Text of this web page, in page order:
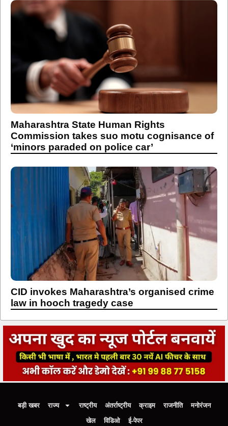
Maharashtra State Human Rights
Commission takes suo motu cognisance of
‘minors paraded on police car’
CID invokes Maharashtra’s organised crime
law in hooch tragedy case
बड़ी खबर राज्य राष्ट्रीय अंतर्राष्ट्रीय क्राइम राजनीति
मनोरंजन
खेल
विडिओ ई-पेपर